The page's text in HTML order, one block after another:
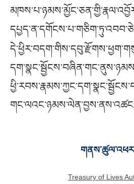
Treasury of Lives